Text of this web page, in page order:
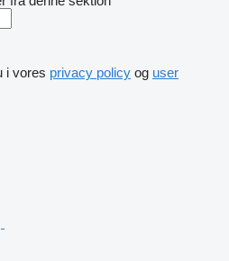
i vores privacy policy og user